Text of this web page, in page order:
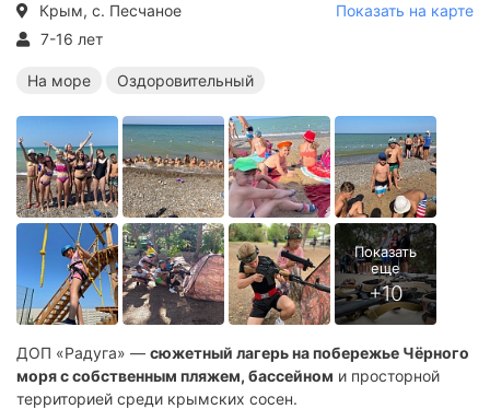
Крым, с. Песчаное
Показать на карте
7-16 лет
На море Оздоровительный
ДОП «Радуга» — сюжетный лагерь на побережье Чёрного
моря с собственным пляжем, бассейном и просторной
территорией среди крымских сосен.
Лагеря с бассейном на море
Летние лагеря на море Летние оздоровительные лагеря
Летние лагеря общей направленности
Летние лагеря с бассейном